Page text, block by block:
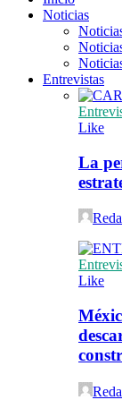
Noticias
Entrevistas
Like
La
Like